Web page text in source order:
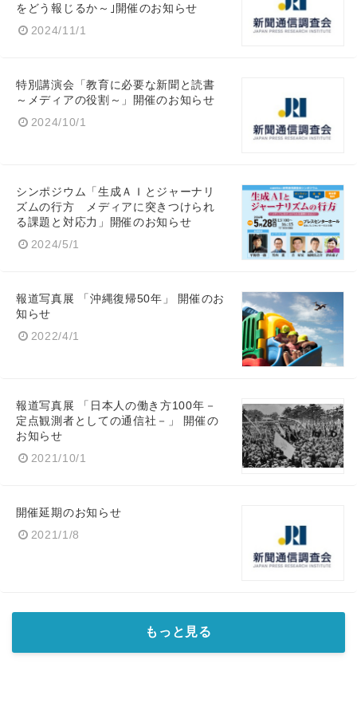
をどう報じるか～｣開催のお知らせ
2024/11/1
特別講演会「教育に必要な新聞と読書
～メディアの役割～」開催のお知らせ
2024/10/1
シンポジウム「生成ＡＩとジャーナリ
ズムの行方 メディアに突きつけられ
る課題と対応力」開催のお知らせ
2024/5/1
報道写真展 「沖縄復帰50年」 開催のお
知らせ
2022/4/1
報道写真展 「日本人の働き方100年－
定点観測者としての通信社－」 開催の
お知らせ
2021/10/1
開催延期のお知らせ
2021/1/8
もっと見る